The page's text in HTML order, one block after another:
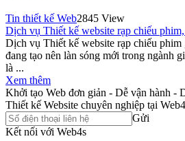
Tin thiết kế Web2845 View
Dịch vụ Thiết kế website rạp chiếu
Dịch vụ Thiết kế website rạp chiếu
đang tạo nên làn sóng mới trong ngành
là ...
Xem thêm
Khởi tạo Web đơn giản - Dễ vận hành -
Thiết kế Website chuyên nghiệp tại
Gửi
Kết nối với Web4s